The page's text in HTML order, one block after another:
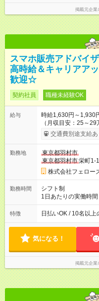
掲載元企業
スマホ販売アドバイ
高時給＆キャリアア
歓迎☆
契約社員 職種未経験OK
給与
時給1,630円～1,930
（月収目安：25～29万円） ◎安定した給与で安心
タイムで勤務いただ
す。シフトが削られ
たいという人もいる
ので、お気軽にご相談ください！ ※2
す。その間の給与・待遇に
用期間あり 試用期間
と同じです。
交通費別途支給あ
勤務地
東京都羽村市
東京都羽村市栄町1-
株式会社フェロー
勤務時間
シフト制
1日あたりの実働時
(1) 10:00～19:00
いずれも実働8時間
たい」などあれば相
特徴 日払いOK / 10名以上
気になる！
掲載元企業